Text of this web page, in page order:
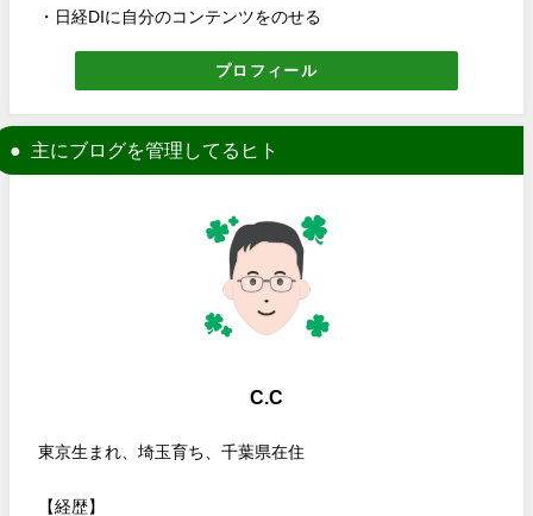
・日経DIに自分のコンテンツをのせる
プロフィール
主にブログを管理してるヒト
C.C
東京生まれ、埼玉育ち、千葉県在住
【経歴】